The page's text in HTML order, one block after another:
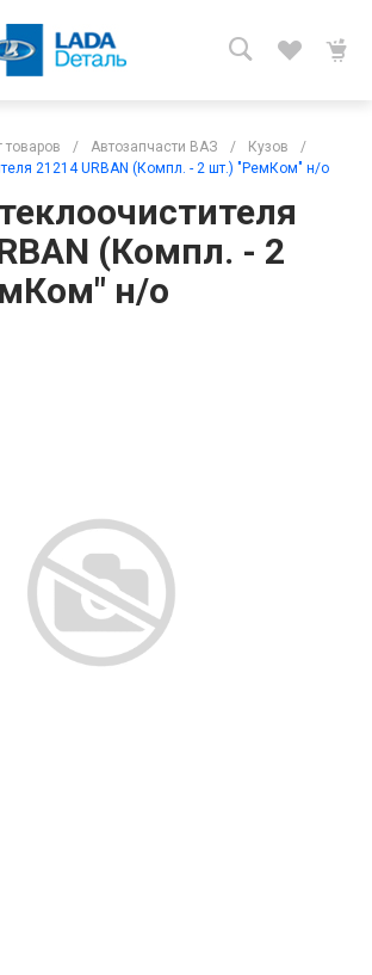
товаров / Автозапчасти ВАЗ / Кузов
/
21214 URBAN (Компл. - 2 шт.) "РемКом" н/о
(Компл. - 2
н/о